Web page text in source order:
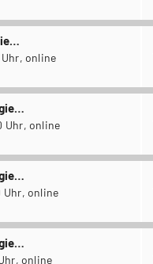
17.09.2026 12:00 - 13:00 Uhr, online
22.09.2026 12:00 - 13:00 Uhr, online
20.10.2026 12:00 - 13:00 Uhr, online
17.11.2026 12:00 - 13:00 Uhr, online